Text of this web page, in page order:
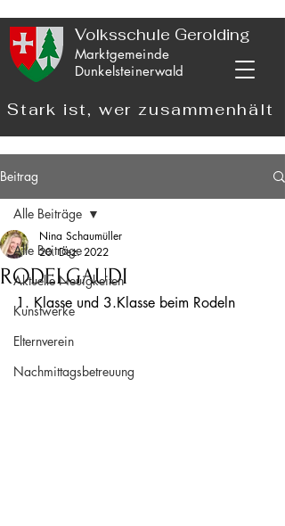
Volksschule Gerolding
Marktgemeinde
Dunkelsteinerwald
Stark ist, wer zusammenhält
Beitrag
Alle Beiträge
Aktuelle Neuigkeiten
Kunstwerke
Elternverein
Nachmittagsbetreuung
Alle Beiträge
RODELGAUDI
Nina Schaumüller
20. Dez. 2022
1. Klasse und 3.Klasse beim Rodeln